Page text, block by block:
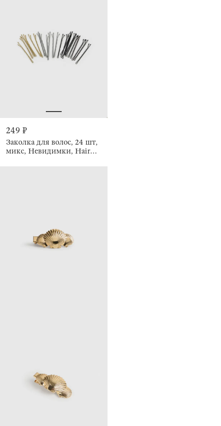
249 ₽
Заколка для волос, 24 шт,
микс, Невидимки, Hair